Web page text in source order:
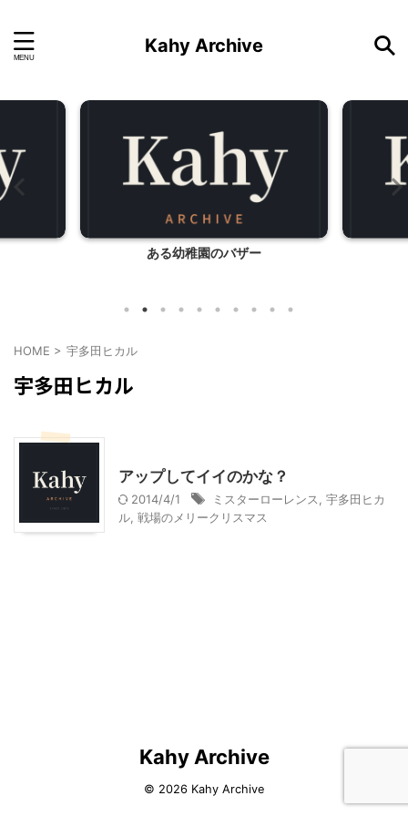
Kahy Archive
ある幼稚園のバザー
HOME > 宇多田ヒカル
宇多田ヒカル
アップしてイイのかな？
2014/4/1 ミスターローレンス
宇多田ヒカ
ル 戦場のメリークリスマス
Kahy Archive
© 2026 Kahy Archive